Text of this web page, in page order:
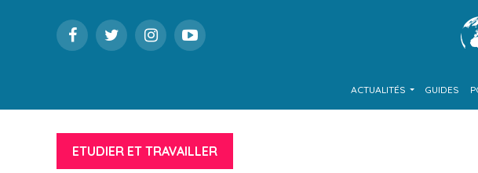
ACTUALITÉS GUIDES
ETUDIER ET TRAVAILLER